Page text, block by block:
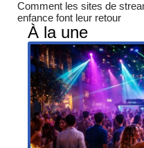
Comment les sites de
enfance font leur retour
À la une